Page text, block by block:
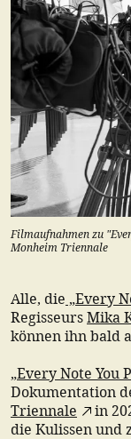
Filmaufnahmen zu
Monheim Triennale
Alle, die „Every
Regisseurs Mika
können ihn bald
„Every Note You
Dokumentation
Triennale
in
die Kulissen und